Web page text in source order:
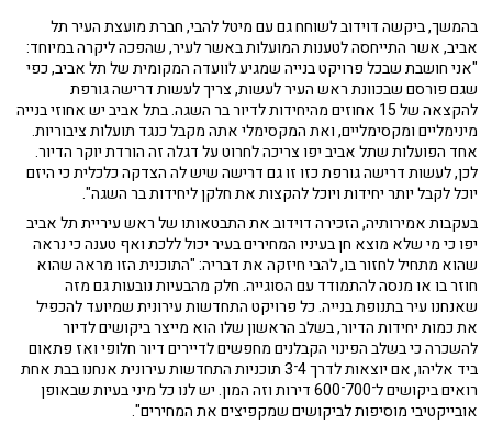
בהמשך, ביקשה דוידוב לשוחח גם עם מיטל להבי, חברת מועצת העיר תל
אביב, אשר התייחסה לטענות המועלות באשר לעיר, שהפכה ליקרה במיוחד:
"אני חושבת שבכל פרויקט בנייה שמגיע לוועדה המקומית של תל אביב, כפי
שגם פורסם שבכוונת ראש העיר לעשות, צריך לעשות דרישה גורפת
להקצאה של 15 אחוזים מהיחידות לדיור בר השגה. בתל אביב יש אחוזי בנייה
מינימליים ומקסימליים, ואת המקסימלי אתה מקבל כנגד תועלות ציבוריות.
אחד הפועלות שתל אביב יפו צריכה לחרוט על דגלה זה הורדת יוקר הדיור.
לכן, לעשות דרישה גורפת כזו זו גם דרישה שיש לה הצדקה כלכלית כי היזם
יוכל לקבל יותר יחידות ויוכל להקצות את חלקן ליחידות בר השגה".
בעקבות אמירותיה, הזכירה דוידוב את התבטאותו של ראש עיריית תל אביב
יפו כי מי שלא מוצא חן בעיניו המחירים בעיר יכול ללכת ואף טענה כי נראה
שהוא מתחיל לחזור בו, להבי חיזקה את דבריה: "התוכנית הזו מראה שהוא
חוזר בו או מנסה להתמודד עם הסוגייה. חלק מהבעיות נובעות גם מזה
שאנחנו עיר בתנופת בנייה. כל פרויקט התחדשות עירונית שמיועד להכפיל
את כמות יחידות הדיור, בשלב הראשון שלו הוא מייצר ביקושים לדיור
להשכרה כי בשלב הפינוי הקבלנים מחפשים לדיירים דיור חלופי ואז פתאום
ביד אליהו, אם יוצאות לדרך 4־3 תוכניות התחדשות עירונית אנחנו בבת אחת
רואים ביקושים ל־700־600 דירות וזה המון. יש לנו כל מיני בעיות שבאופן
אובייקטיבי מוסיפות לביקושים שמקפיצים את המחירים".